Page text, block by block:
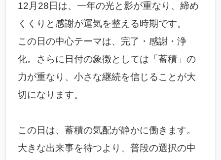
12月28日は、一年の光と影が重なり、締め
くくりと感謝が運気を整える時期です。
この日の中心テーマは、完了・感謝・浄
化。さらに日付の象徴としては「蓄積」の
力が重なり、小さな継続を信じることが大
切になります。
この日は、蓄積の気配が静かに働きます。
大きな出来事を待つより、普段の選択の中